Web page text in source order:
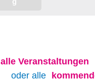
alle Veranstaltungen
oder alle